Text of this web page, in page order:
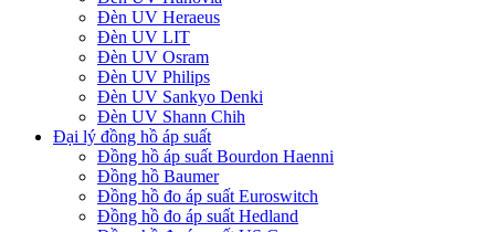
Đèn UV Heraeus
Đèn UV LIT
Đèn UV Osram
Đèn UV Philips
Đèn UV Sankyo Denki
Đèn UV Shann Chih
Đại lý đồng hồ áp suất
Đồng hồ áp suất Bourdon Haenni
Đồng hồ Baumer
Đồng hồ đo áp suất Euroswitch
Đồng hồ đo áp suất Hedland